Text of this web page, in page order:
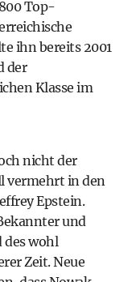
Top-
ihn bereits 2001
der
Klasse im
nicht der
vermehrt in den
Epstein.
und
des wohl
Zeit. Neue